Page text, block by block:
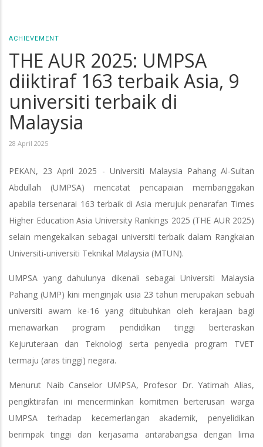
ACHIEVEMENT
THE AUR 2025: UMPSA
diiktiraf 163 terbaik Asia, 9
universiti terbaik di
Malaysia
28 April 2025
PEKAN, 23 April 2025 - Universiti Malaysia Pahang Al-Sultan
Abdullah (UMPSA) mencatat pencapaian membanggakan
apabila tersenarai 163 terbaik di Asia merujuk penarafan Times
Higher Education Asia University Rankings 2025 (THE AUR 2025)
selain mengekalkan sebagai universiti terbaik dalam Rangkaian
Universiti-universiti Teknikal Malaysia (MTUN).
UMPSA yang dahulunya dikenali sebagai Universiti Malaysia
Pahang (UMP) kini menginjak usia 23 tahun merupakan sebuah
universiti awam ke-16 yang ditubuhkan oleh kerajaan bagi
menawarkan program pendidikan tinggi berteraskan
Kejuruteraan dan Teknologi serta penyedia program TVET
termaju (aras tinggi) negara.
Menurut Naib Canselor UMPSA, Profesor Dr. Yatimah Alias,
pengiktirafan ini mencerminkan komitmen berterusan warga
UMPSA terhadap kecemerlangan akademik, penyelidikan
berimpak tinggi dan kerjasama antarabangsa dengan lima